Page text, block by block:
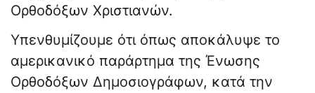
Ορθοδόξων Χριστιανών.
Υπενθυμίζουμε ότι όπως αποκάλυψε το
αμερικανικό παράρτημα της Ένωσης
Ορθοδόξων Δημοσιογράφων, κατά την